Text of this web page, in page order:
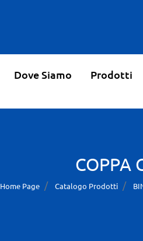
Dove Siamo Prodotti
COPPA
Home Page Catalogo Prodotti